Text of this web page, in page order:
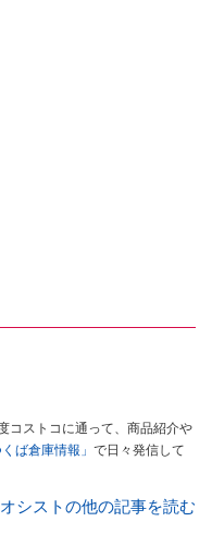
コストコに通って、商品紹介や
ば倉庫情報」 で日々発信して
シストの他の記事を読む